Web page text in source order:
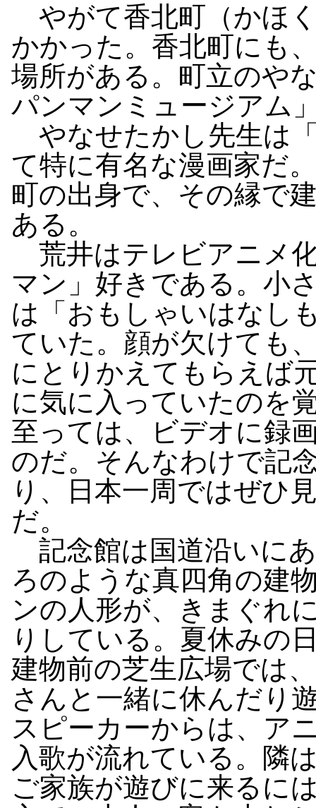
やがて香北町（かほ
かかった。香北町にも
場所がある。町立のや
パンマンミュージアム
やなせたかし先生は
て特に有名な漫画家だ
町の出身で、その縁で
ある。
荒井はテレビアニメ
マン」好きである。小
は「おもしゃいはなし
ていた。顔が欠けても
にとりかえてもらえば
に気に入っていたのを
至っては、ビデオに録
のだ。そんなわけで記
り、日本一周ではぜひ
だ。
記念館は国道沿いに
ろのような真四角の建
ンの人形が、きまぐれ
りしている。夏休みの
建物前の芝生広場では
さんと一緒に休んだり
スピーカーからは、ア
入歌が流れている。隣
ご家族が遊びに来るに